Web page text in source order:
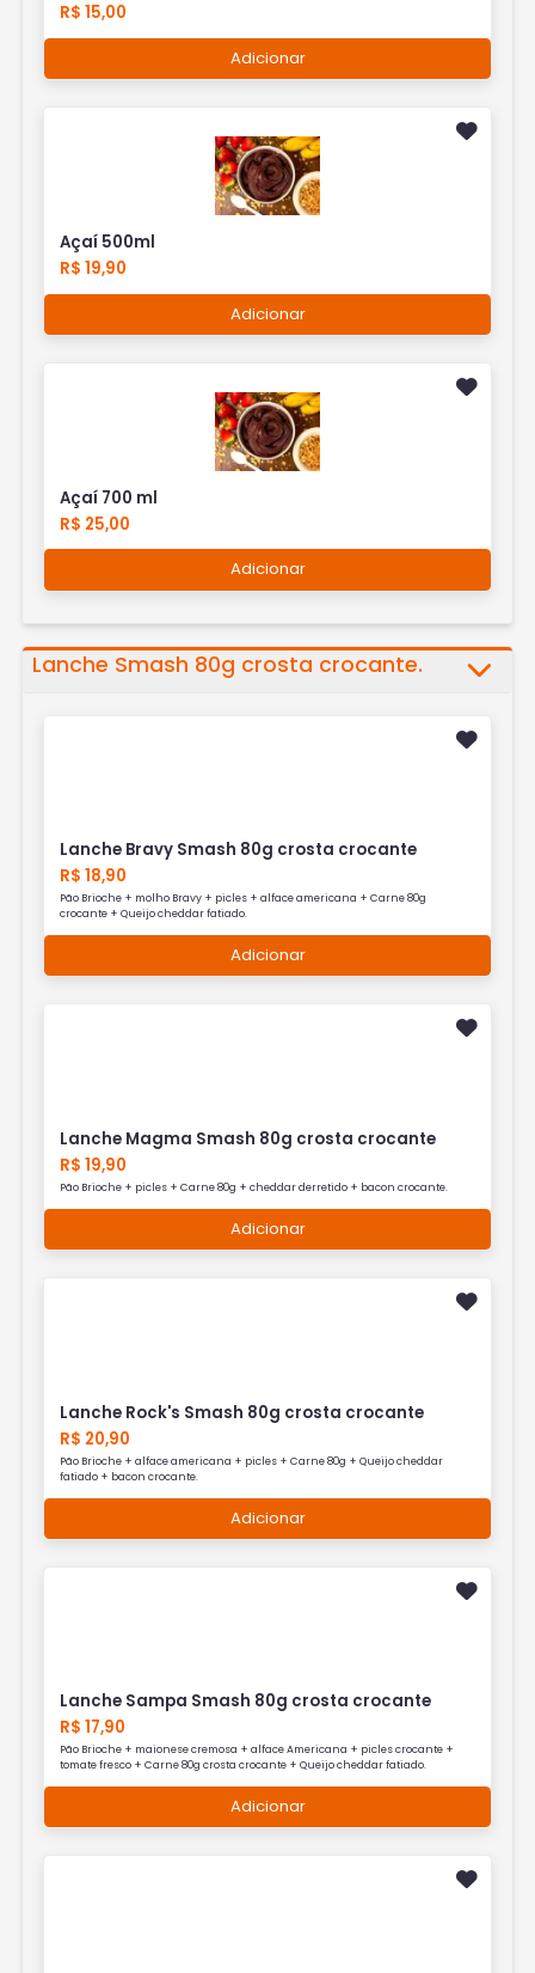
R$ 15,00
Adicionar
Açaí 500ml
R$ 19,90
Adicionar
Açaí 700 ml
R$ 25,00
Adicionar
Lanche Smash 80g crosta crocante.
Lanche Bravy Smash 80g crosta crocante
R$ 18,90
Pão Brioche + molho Bravy + picles + alface americana + Carne 80g
crocante + Queijo cheddar fatiado.
Adicionar
Lanche Magma Smash 80g crosta crocante
R$ 19,90
Pão Brioche + picles + Carne 80g + cheddar derretido + bacon crocante.
Adicionar
Lanche Rock's Smash 80g crosta crocante
R$ 20,90
Pão Brioche + alface americana + picles + Carne 80g + Queijo cheddar
fatiado + bacon crocante.
Adicionar
Lanche Sampa Smash 80g crosta crocante
R$ 17,90
Pão Brioche + maionese cremosa + alface Americana + picles crocante +
tomate fresco + Carne 80g crosta crocante + Queijo cheddar fatiado.
Adicionar